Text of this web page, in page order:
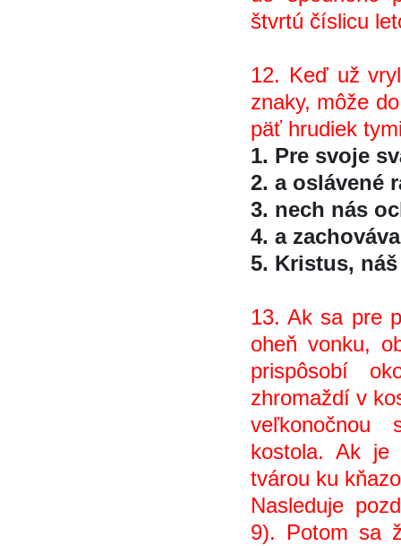
štvrtú číslicu
12. Keď už
znaky, môže
päť hrudiek
1. Pre svoje
2. a oslávené
3. nech nás
4. a zachováva
5. Kristus,
13. Ak sa pre
oheň vonku,
prispôsobí
zhromaždí v
kostola. Ak
tvárou ku
Nasleduje
9). Potom sa